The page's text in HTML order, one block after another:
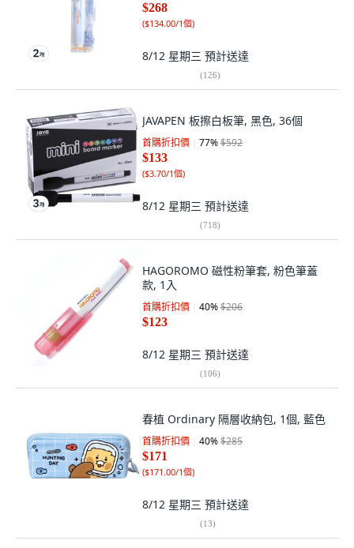
$268
($134.00/1個)
8/12 星期三 預計送達
(126)
JAVAPEN 板擦白板筆, 黑色, 36個
首購折扣價 77%$592
$133
($3.70/1個)
8/12 星期三 預計送達
(718)
HAGOROMO 磁性粉筆套, 粉色筆蓋
款, 1入
首購折扣價 40%$206
$123
8/12 星期三 預計送達
(106)
春植 Ordinary 隔層收納包, 1個, 藍色
首購折扣價 40%$285
$171
($171.00/1個)
8/12 星期三 預計送達
(13)